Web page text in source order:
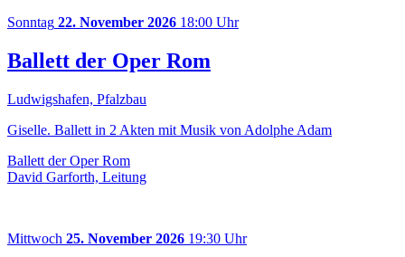
Sonntag 22. November 2026 18:00 Uhr
Ballett der Oper Rom
Ludwigshafen, Pfalzbau
Giselle. Ballett in 2 Akten mit Musik von Adolphe Adam
Ballett der Oper Rom
David Garforth, Leitung
Mittwoch 25. November 2026 19:30 Uhr